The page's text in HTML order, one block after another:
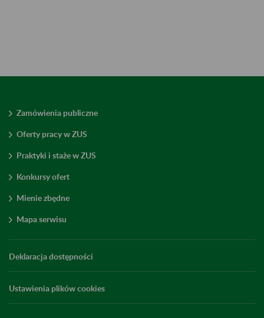
Zamówienia publiczne
Oferty pracy w ZUS
Praktyki i staże w ZUS
Konkursy ofert
Mienie zbędne
Mapa serwisu
Deklaracja dostępności
Ustawienia plików cookies